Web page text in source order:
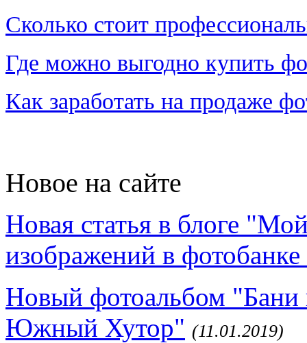
Сколько стоит
Где можно выгодно купить
Как заработать на продаже
Новое на сайте
Новая статья в блоге
изображений в
Новый фотоальбом "Бани
Южный Хутор" (11.01.2019)